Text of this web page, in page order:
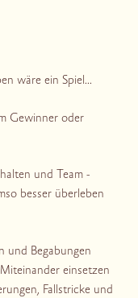
wäre ein Spiel…
Gewinner oder
und Team -
besser überleben
und Begabungen
einsetzen
Fallstricke und